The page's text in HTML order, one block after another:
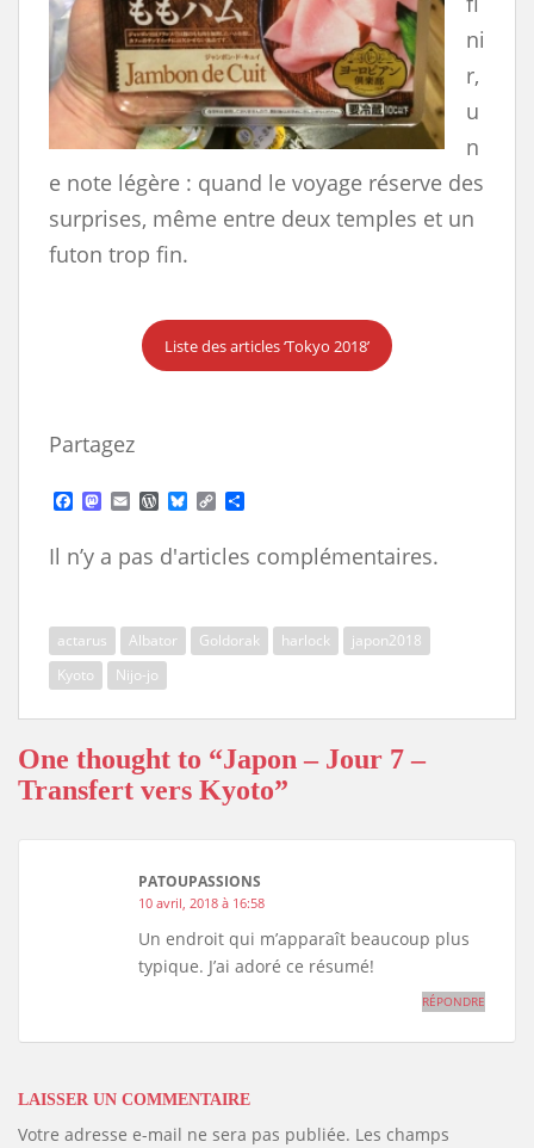
ni
r,
u
n
e note légère : quand le voyage réserve des
surprises, même entre deux temples et un
futon trop fin.
Liste des articles ‘Tokyo 2018’
Partagez
a
e
b
k
M
a
t
n
E
m
i
W
o
d
s
s
B
e
C
o
y
k
r
Il n’y a pas d'articles complémentaires.
actarus Albator Goldorak harlock
japon2018
Kyoto
Nijo-jo
One thought to “Japon – Jour 7 –
Transfert vers Kyoto”
PATOUPASSIONS
10 avril, 2018 à 16:58
Un endroit qui m’apparaît beaucoup plus
typique. J’ai adoré ce résumé!
RÉPONDRE
LAISSER UN COMMENTAIRE
Votre adresse e-mail ne sera pas publiée. Les champs